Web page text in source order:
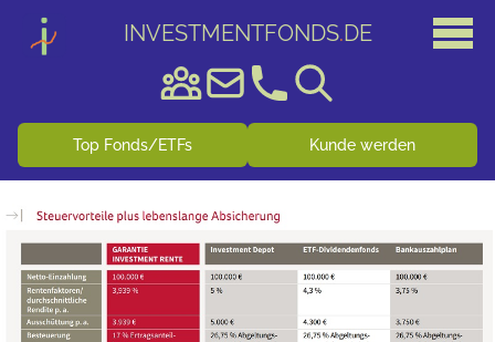
INVESTMENTFONDS.DE
Top Fonds/ETFs Kunde werden